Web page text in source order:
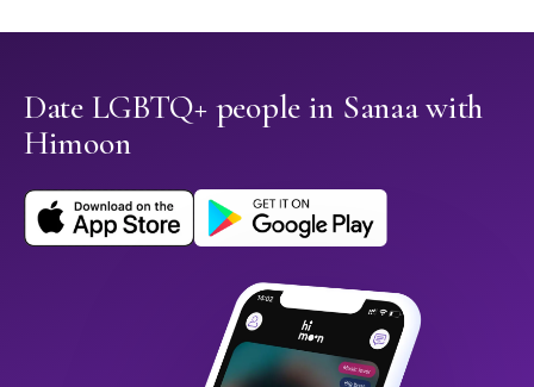
Date LGBTQ+ people in Sanaa with
Himoon